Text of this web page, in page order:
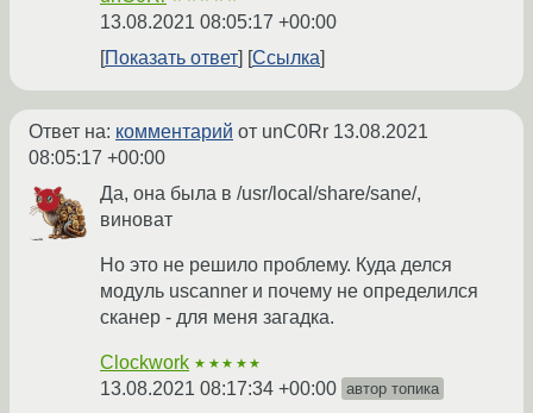
13.08.2021 08:05:17 +00:00
Показать ответ
Ссылка
Ответ на: комментарий от unC0Rr 13.08.2021
08:05:17 +00:00
Да, она была в /usr/local/share/sane/,
виноват
Но это не решило проблему. Куда делся
модуль uscanner и почему не определился
сканер - для меня загадка.
Clockwork ★★★★★
13.08.2021 08:17:34 +00:00 автор топика